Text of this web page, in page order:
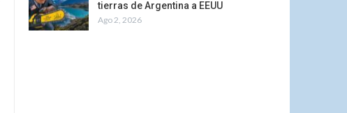
tierras de Argentina a EEUU
Ago 2, 2026